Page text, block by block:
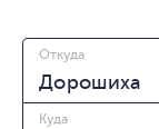
Откуда
Куда